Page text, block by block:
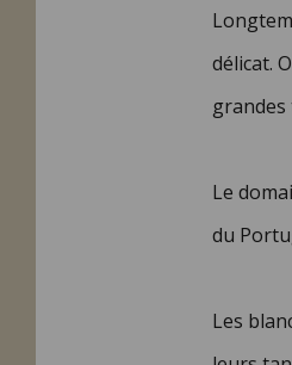
délicat.
Le
du
Les